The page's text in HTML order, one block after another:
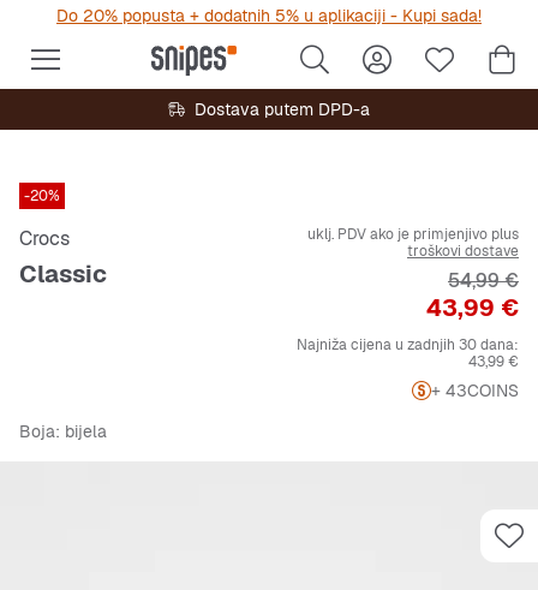
Do 20% popusta + dodatnih 5% u aplikaciji - Kupi sada!
Dostava putem DPD-a
-20%
Crocs
Classic
uklj. PDV ako je primjenjivo plus
troškovi dostave
Cijena
43,99 €
54,99 €
Najniža cijena u zadnjih 30 dana:
43,99 €
+ 43COINS
Boja: bijela